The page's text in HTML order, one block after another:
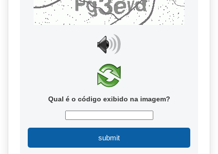
Qual é o código exibido na imagem?
submit